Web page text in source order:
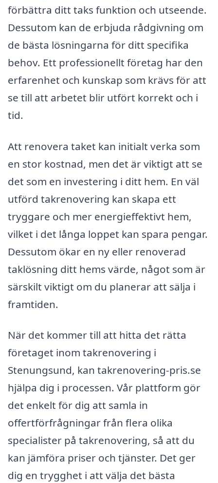
förbättra ditt taks funktion och utseende.
Dessutom kan de erbjuda rådgivning om
de bästa lösningarna för ditt specifika
behov. Ett professionellt företag har den
erfarenhet och kunskap som krävs för att
se till att arbetet blir utfört korrekt och i
tid.
Att renovera taket kan initialt verka som
en stor kostnad, men det är viktigt att se
det som en investering i ditt hem. En väl
utförd takrenovering kan skapa ett
tryggare och mer energieffektivt hem,
vilket i det långa loppet kan spara pengar.
Dessutom ökar en ny eller renoverad
taklösning ditt hems värde, något som är
särskilt viktigt om du planerar att sälja i
framtiden.
När det kommer till att hitta det rätta
företaget inom takrenovering i
Stenungsund, kan takrenovering-pris.se
hjälpa dig i processen. Vår plattform gör
det enkelt för dig att samla in
offertförfrågningar från flera olika
specialister på takrenovering, så att du
kan jämföra priser och tjänster. Det ger
dig en trygghet i att välja det bästa